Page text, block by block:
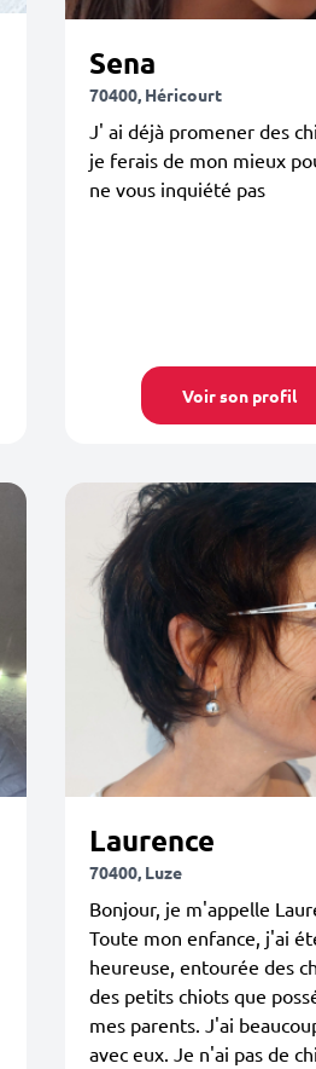
Sena
70400, Héricourt
J' ai déjà promener des
je ferais de mon mieux
ne vous inquiété pas
Voir son profil
Laurence
70400, Luze
Bonjour, je m'appelle
Toute mon enfance, j'ai
heureuse, entourée des
des petits chiots que
mes parents. J'ai
avec eux. Je n'ai pas de